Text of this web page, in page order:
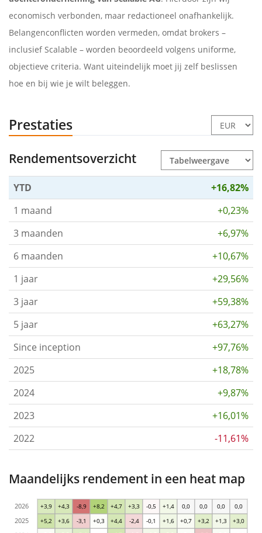
economisch verbonden, maar redactioneel onafhankelijk.
Belangenconflicten worden vermeden, omdat brokers –
inclusief Scalable – worden beoordeeld volgens uniforme,
objectieve criteria. Want uiteindelijk moet jij zelf beslissen
hoe en bij wie je wilt beleggen.
Prestaties
Rendementsoverzicht
YTD
+16,82%
1 maand
+0,23%
3 maanden
+6,97%
6 maanden
+10,67%
1 jaar
+29,56%
3 jaar
+59,38%
5 jaar
+63,27%
Since inception
+97,76%
2025
+18,78%
2024
+9,87%
2023
+16,01%
2022
-11,61%
Maandelijks rendement in een heat map
+5,2 +3,6 -3,1 +0,3 +4,4 -2,4 -0,1 +1,6 +0,7 +3,2 +1,3 +3,0
+3,9 +4,3 -8,9 +8,2 +4,7 +3,3 -0,5 +1,4 0,0 0,0 0,0 0,0
2025
2026